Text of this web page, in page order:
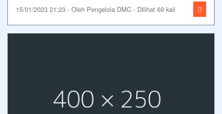
15/01/2023 21:23 - Oleh Pengelola DMC - Dilihat 69 kali